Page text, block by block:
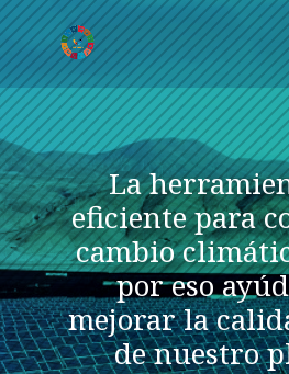
La
eficiente para
cambio
por eso
mejorar la
de nuestro